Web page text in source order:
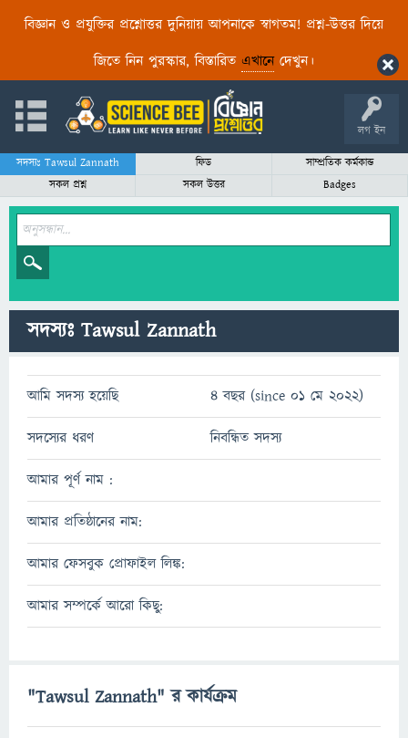
বিজ্ঞান ও প্রযুক্তির প্রশ্নোত্তর দুনিয়ায় আপনাকে স্বাগতম! প্রশ্ন-উত্তর দিয়ে
জিতে নিন পুরস্কার, বিস্তারিত এখানেদেখুন।
লগ ইন
সদস্যঃ Tawsul Zannath ফিড
সাম্প্রতিক কর্মকান্ড
সকল প্রশ্ন
সকল উত্তর Badges
সদস্যঃ Tawsul Zannath
আমি সদস্য হয়েছি 4 বছর (since 01 মে 2022)
সদস্যের ধরণ নিবন্ধিত সদস্য
আমার পূর্ণ নাম :
আমার প্রতিষ্ঠানের নাম:
আমার ফেসবুক প্রোফাইল লিঙ্ক:
আমার সম্পর্কে আরো কিছু:
"Tawsul Zannath" র কার্যক্রম